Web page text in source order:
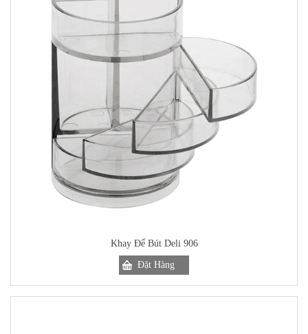
Khay Để Bút Deli 906